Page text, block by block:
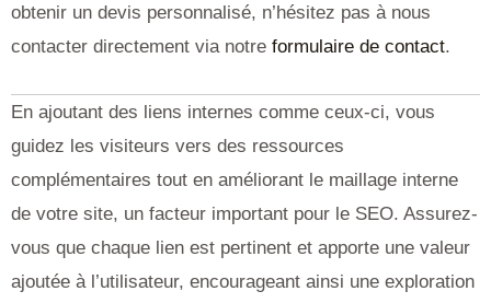
obtenir un devis personnalisé, n’hésitez pas à nous
contacter directement via notre formulaire de contact.
En ajoutant des liens internes comme ceux-ci, vous
guidez les visiteurs vers des ressources
complémentaires tout en améliorant le maillage interne
de votre site, un facteur important pour le SEO. Assurez-
vous que chaque lien est pertinent et apporte une valeur
ajoutée à l’utilisateur, encourageant ainsi une exploration